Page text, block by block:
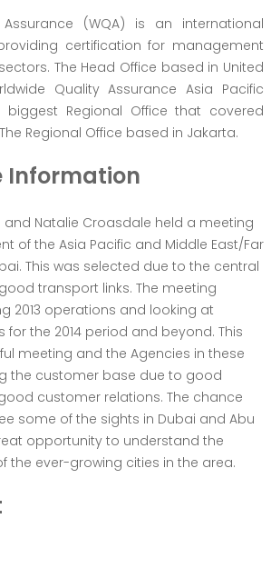
(WQA) is an international
certification for management
The Head Office based in United
Quality Assurance Asia Pacific
biggest Regional Office that covered
Regional Office based in Jakarta.
Information
and Natalie Croasdale held a meeting
of the Asia Pacific and Middle East/Far
This was selected due to the central
transport links. The meeting
2013 operations and looking at
the 2014 period and beyond. This
meeting and the Agencies in these
the customer base due to good
customer relations. The chance
some of the sights in Dubai and Abu
opportunity to understand the
the ever-growing cities in the area.